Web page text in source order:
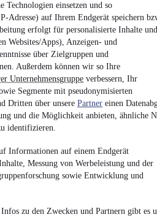
Technologien einsetzen und so
Adresse) auf Ihrem Endgerät speichern
erfolgt für personalisierte Inhalte und
Websites/Apps), Anzeigen- und
über Zielgruppen und
Außerdem können wir so Ihre
Unternehmensgruppe verbessern, Ihr
Segmente mit pseudonymisierten
Dritten über unsere Partner einen
und die Möglichkeit anbieten, ähnliche
identifizieren.
Informationen auf einem Endgerät
Messung von Werbeleistung und der
sowie Entwicklung und
zu den Zwecken und Partnern gibt es
gefunden
und einfach
App installieren